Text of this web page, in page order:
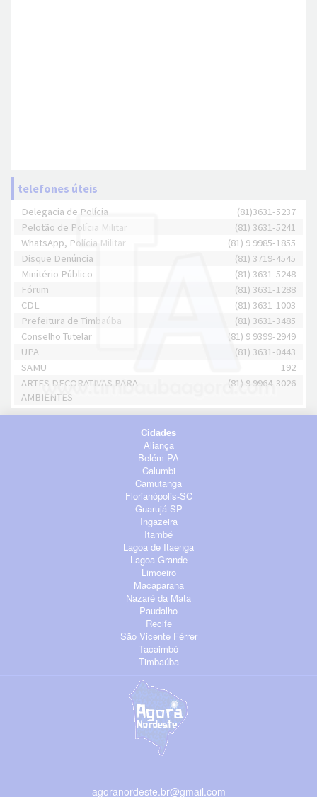
telefones úteis
Delegacia de Polícia
(81)3631-5237
Pelotão de Polícia Militar
(81) 3631-5241
WhatsApp, Polícia Militar
(81) 9 9985-1855
Disque Denúncia
(81) 3719-4545
Minitério Público
(81) 3631-5248
Fórum
(81) 3631-1288
CDL
(81) 3631-1003
Prefeitura de Timbaúba
(81) 3631-3485
Conselho Tutelar
(81) 9 9399-2949
UPA
(81) 3631-0443
SAMU
192
ARTES DECORATIVAS PARA
AMBIENTES
(81) 9 9964-3026
Cidades
Aliança
Belém-PA
Calumbi
Camutanga
Florianópolis-SC
Guarujá-SP
Ingazeira
Itambé
Lagoa de Itaenga
Lagoa Grande
Limoeiro
Macaparana
Nazaré da Mata
Paudalho
Recife
São Vicente Férrer
Tacaimbó
Timbaúba
agoranordeste.br@gmail.com